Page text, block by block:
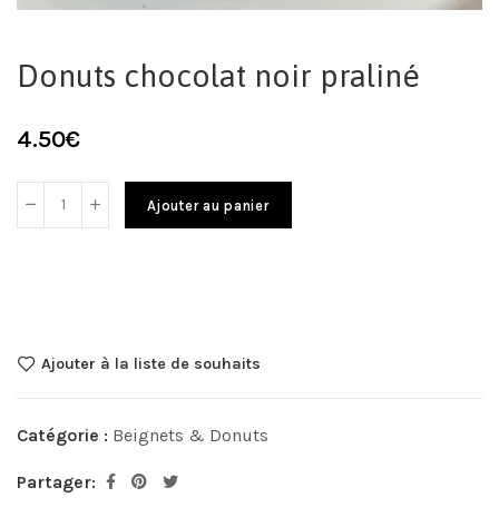
Donuts chocolat noir praliné
4.50€
Ajouter au panier
Ajouter à la liste de souhaits
Catégorie : Beignets & Donuts
Partager: